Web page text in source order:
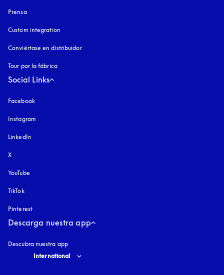
Prensa
Custom integration
Conviértase en distribuidor
Tour por la fábrica
Social Links
Facebook
Instagram
LinkedIn
X
YouTube
TikTok
Pinterest
Descarga nuestra app
Descubra nuestra app
Select country and language
International